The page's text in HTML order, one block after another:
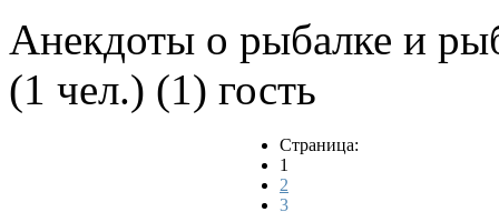
Анекдоты о рыбалке и
(1 чел.) (1) гость
Страница:
1
2
3